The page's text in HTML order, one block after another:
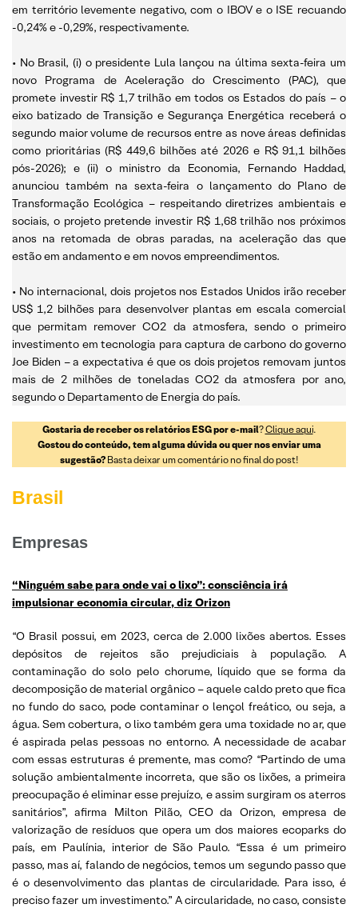
em território levemente negativo, com o IBOV e o ISE recuando
-0,24% e -0,29%, respectivamente.
• No Brasil, (i) o presidente Lula lançou na última sexta-feira um
novo Programa de Aceleração do Crescimento (PAC), que
promete investir R$ 1,7 trilhão em todos os Estados do país – o
eixo batizado de Transição e Segurança Energética receberá o
segundo maior volume de recursos entre as nove áreas definidas
como prioritárias (R$ 449,6 bilhões até 2026 e R$ 91,1 bilhões
pós-2026); e (ii) o ministro da Economia, Fernando Haddad,
anunciou também na sexta-feira o lançamento do Plano de
Transformação Ecológica – respeitando diretrizes ambientais e
sociais, o projeto pretende investir R$ 1,68 trilhão nos próximos
anos na retomada de obras paradas, na aceleração das que
estão em andamento e em novos empreendimentos.
• No internacional, dois projetos nos Estados Unidos irão receber
US$ 1,2 bilhões para desenvolver plantas em escala comercial
que permitam remover CO2 da atmosfera, sendo o primeiro
investimento em tecnologia para captura de carbono do governo
Joe Biden – a expectativa é que os dois projetos removam juntos
mais de 2 milhões de toneladas CO2 da atmosfera por ano,
segundo o Departamento de Energia do país.
Gostaria de receber os relatórios ESG por e-mail?Clique aqui.
Gostou do conteúdo, tem alguma dúvida ou quer nos enviar uma
sugestão?Basta deixar um comentário no final do post!
Brasil
Empresas
“Ninguém sabe para onde vai o lixo”: consciência irá
impulsionar economia circular, diz Orizon
“O Brasil possui, em 2023, cerca de 2.000 lixões abertos. Esses
depósitos de rejeitos são prejudiciais à população. A
contaminação do solo pelo chorume, líquido que se forma da
decomposição de material orgânico – aquele caldo preto que fica
no fundo do saco, pode contaminar o lençol freático, ou seja, a
água. Sem cobertura, o lixo também gera uma toxidade no ar, que
é aspirada pelas pessoas no entorno. A necessidade de acabar
com essas estruturas é premente, mas como? “Partindo de uma
solução ambientalmente incorreta, que são os lixões, a primeira
preocupação é eliminar esse prejuízo, e assim surgiram os aterros
sanitários”, afirma Milton Pilão, CEO da Orizon, empresa de
valorização de resíduos que opera um dos maiores ecoparks do
país, em Paulínia, interior de São Paulo. “Essa é um primeiro
passo, mas aí, falando de negócios, temos um segundo passo que
é o desenvolvimento das plantas de circularidade. Para isso, é
preciso fazer um investimento.” A circularidade, no caso, consiste